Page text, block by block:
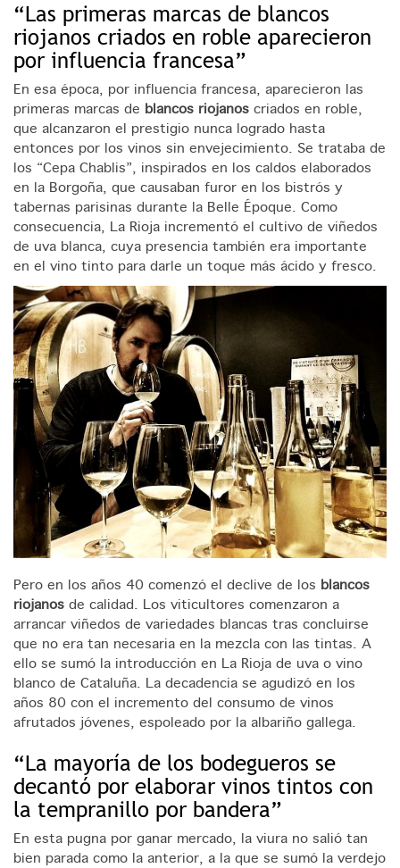
“Las primeras marcas de blancos
riojanos criados en roble aparecieron
por influencia francesa”
En esa época, por influencia francesa, aparecieron las
primeras marcas de blancos riojanos criados en roble,
que alcanzaron el prestigio nunca logrado hasta
entonces por los vinos sin envejecimiento. Se trataba de
los “Cepa Chablis”, inspirados en los caldos elaborados
en la Borgoña, que causaban furor en los bistrós y
tabernas parisinas durante la Belle Époque. Como
consecuencia, La Rioja incrementó el cultivo de viñedos
de uva blanca, cuya presencia también era importante
en el vino tinto para darle un toque más ácido y fresco.
Pero en los años 40 comenzó el declive de los blancos
riojanos de calidad. Los viticultores comenzaron a
arrancar viñedos de variedades blancas tras concluirse
que no era tan necesaria en la mezcla con las tintas. A
ello se sumó la introducción en La Rioja de uva o vino
blanco de Cataluña. La decadencia se agudizó en los
años 80 con el incremento del consumo de vinos
afrutados jóvenes, espoleado por la albariño gallega.
“La mayoría de los bodegueros se
decantó por elaborar vinos tintos con
la tempranillo por bandera”
En esta pugna por ganar mercado, la viura no salió tan
bien parada como la anterior, a la que se sumó la verdejo